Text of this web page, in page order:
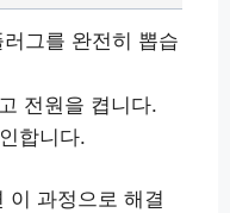
그를 완전히 뽑습
전원을 켭니다.
합니다.
이 과정으로 해결